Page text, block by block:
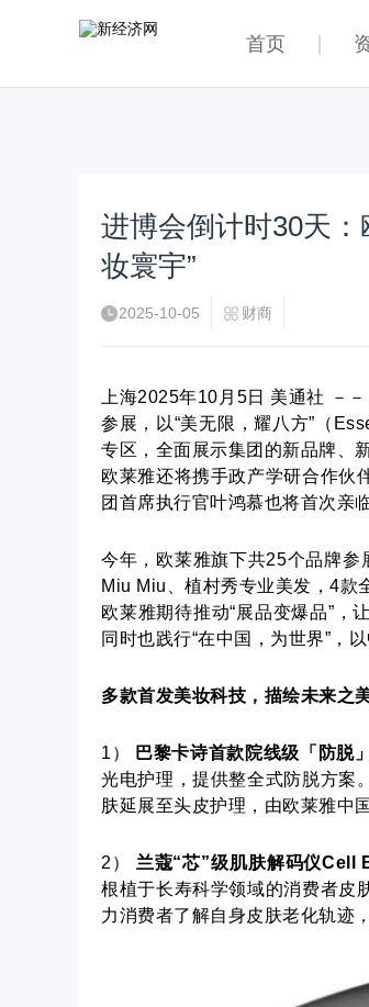
首页
进博会倒计时30天
妆寰宇”
2025-10-05 财商
上海2025年10月5日 美通社 －
参展，以“美无限，耀八方”（
专区，全面展示集团的新品牌、
欧莱雅还将携手政产学研合作伙
团首席执行官叶鸿慕也将首次亲
今年，欧莱雅旗下共25个品牌参
Miu Miu、植村秀专业美发，4款
欧莱雅期待推动“展品变爆品”，
同时也践行“在中国，为世界”，
多款首发美妆科技，描绘未来之
1） 巴黎卡诗首款院线级「防脱
光电护理，提供整全式防脱方案
肤延展至头皮护理，由欧莱雅中
2） 兰蔻“芯”级肌肤解码仪Cell
根植于长寿科学领域的消费者皮
力消费者了解自身皮肤老化轨迹